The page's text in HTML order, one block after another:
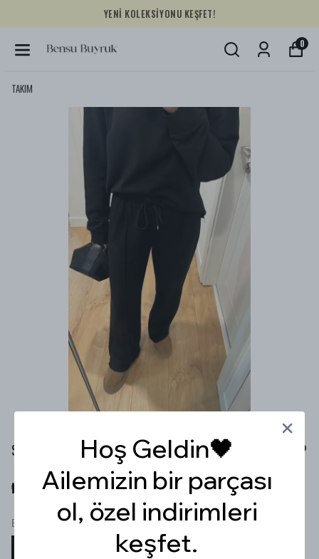
YENİ KOLEKSİYONU KEŞFET!
0
TAKIM
SİYAH EŞOFMAN TAKIM
₺ 999.99
Beden
Hoş Geldin🖤
Ailemizin bir parçası
ol, özel indirimleri
keşfet.